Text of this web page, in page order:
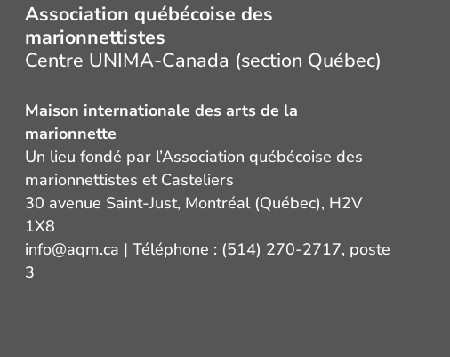
Association québécoise des
marionnettistes
Centre UNIMA-Canada (section Québec)
Maison internationale des arts de la
marionnette
Un lieu fondé par l’Association québécoise des
marionnettistes et Casteliers
30 avenue Saint-Just, Montréal (Québec), H2V
1X8
info@aqm.ca | Téléphone : (514) 270-2717, poste
3